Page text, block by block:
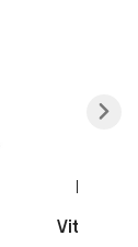
Fusion